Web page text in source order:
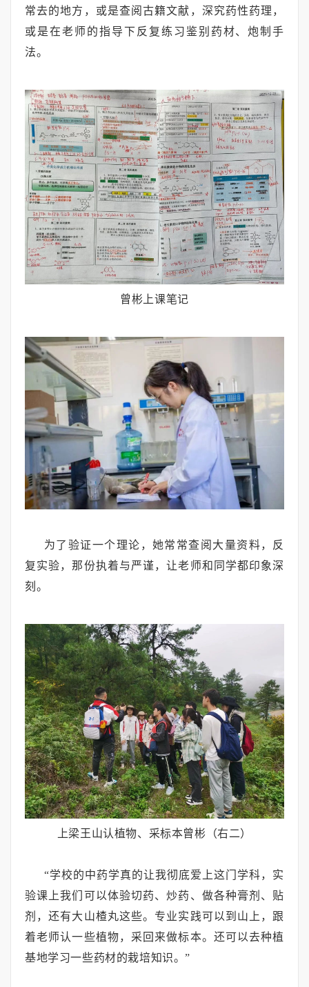
常去的地方，或是查阅古籍文献，深究药性药理，
或是在老师的指导下反复练习鉴别药材、炮制手
法。
曾彬上课笔记
为了验证一个理论，她常常查阅大量资料，反
复实验，那份执着与严谨，让老师和同学都印象深
刻。
上梁王山认植物、采标本曾彬（右二）
“学校的中药学真的让我彻底爱上这门学科，实
验课上我们可以体验切药、炒药、做各种膏剂、贴
剂，还有大山楂丸这些。专业实践可以到山上，跟
着老师认一些植物，采回来做标本。还可以去种植
基地学习一些药材的栽培知识。”